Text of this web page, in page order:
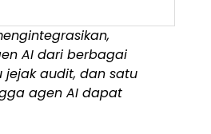
AI dari berbagai
jejak audit, dan satu
agen AI dapat